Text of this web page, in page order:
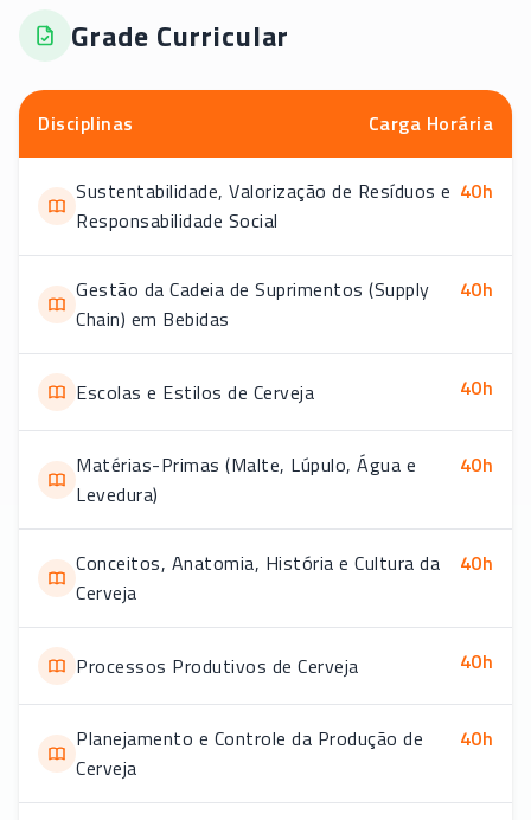
Grade Curricular
Disciplinas Carga Horária
Sustentabilidade, Valorização de Resíduos e
Responsabilidade Social
40h
Gestão da Cadeia de Suprimentos (Supply
Chain) em Bebidas
40h
Escolas e Estilos de Cerveja 40h
Matérias-Primas (Malte, Lúpulo, Água e
Levedura)
40h
Conceitos, Anatomia, História e Cultura da
Cerveja
40h
Processos Produtivos de Cerveja 40h
Planejamento e Controle da Produção de
Cerveja
40h